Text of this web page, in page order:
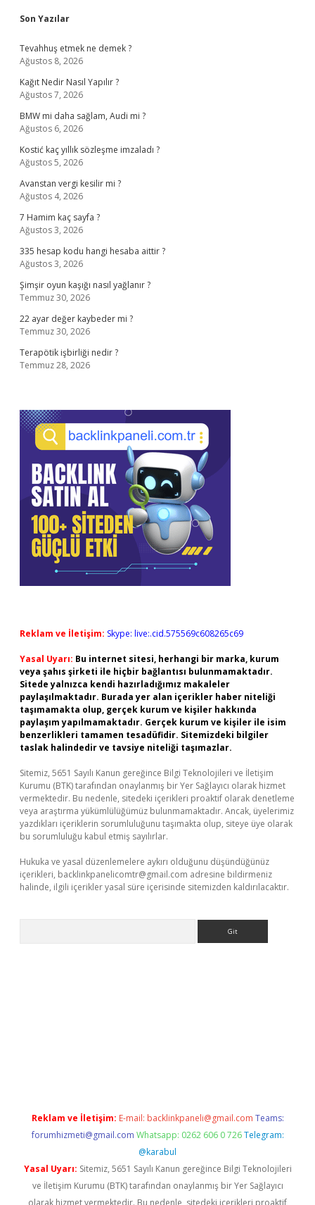
Sidebar
Son Yazılar
Tevahhuş etmek ne demek ?
Ağustos 8, 2026
Kağıt Nedir Nasıl Yapılır ?
Ağustos 7, 2026
BMW mi daha sağlam, Audi mi ?
Ağustos 6, 2026
Kostić kaç yıllık sözleşme imzaladı ?
Ağustos 5, 2026
Avanstan vergi kesilir mi ?
Ağustos 4, 2026
7 Hamim kaç sayfa ?
Ağustos 3, 2026
335 hesap kodu hangi hesaba aittir ?
Ağustos 3, 2026
Şimşir oyun kaşığı nasıl yağlanır ?
Temmuz 30, 2026
22 ayar değer kaybeder mi ?
Temmuz 30, 2026
Terapötik işbirliği nedir ?
Temmuz 28, 2026
Reklam ve İletişim: Skype: live:.cid.575569c608265c69
Yasal Uyarı: Bu internet sitesi, herhangi bir marka, kurum
veya şahıs şirketi ile hiçbir bağlantısı bulunmamaktadır.
Sitede yalnızca kendi hazırladığımız makaleler
paylaşılmaktadır. Burada yer alan içerikler haber niteliği
taşımamakta olup, gerçek kurum ve kişiler hakkında
paylaşım yapılmamaktadır. Gerçek kurum ve kişiler ile isim
benzerlikleri tamamen tesadüfidir. Sitemizdeki bilgiler
taslak halindedir ve tavsiye niteliği taşımazlar.
Sitemiz, 5651 Sayılı Kanun gereğince Bilgi Teknolojileri ve İletişim
Kurumu (BTK) tarafından onaylanmış bir Yer Sağlayıcı olarak hizmet
vermektedir. Bu nedenle, sitedeki içerikleri proaktif olarak denetleme
veya araştırma yükümlülüğümüz bulunmamaktadır. Ancak, üyelerimiz
yazdıkları içeriklerin sorumluluğunu taşımakta olup, siteye üye olarak
bu sorumluluğu kabul etmiş sayılırlar.
Hukuka ve yasal düzenlemelere aykırı olduğunu düşündüğünüz
içerikleri, backlinkpanelicomtr@gmail.com adresine bildirmeniz
halinde, ilgili içerikler yasal süre içerisinde sitemizden kaldırılacaktır.
Reklam ve İletişim: E-mail: backlinkpaneli@gmail.com Teams:
forumhizmeti@gmail.com Whatsapp: 0262 606 0 726 Telegram:
@karabul
Yasal Uyarı: Sitemiz, 5651 Sayılı Kanun gereğince Bilgi Teknolojileri
ve İletişim Kurumu (BTK) tarafından onaylanmış bir Yer Sağlayıcı
olarak hizmet vermektedir. Bu nedenle, sitedeki içerikleri proaktif